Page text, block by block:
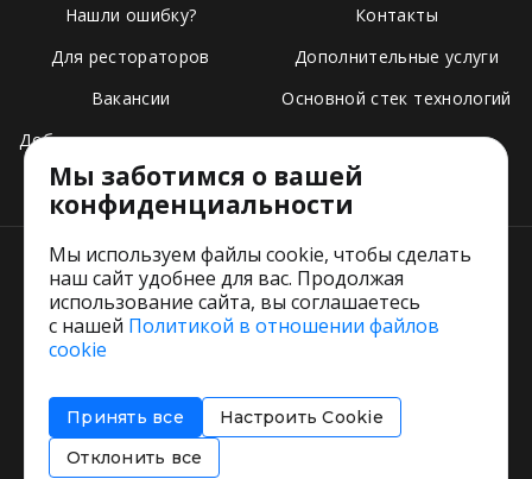
Нашли ошибку?
Для рестораторов
Вакансии
Добавить свое заведение
Тарифы
Контакты
Дополнительные услуги
Основной стек технологий
Пользовательское соглашение
Соглашение об информировании
Политика использования cookies
Мы заботимся о вашей
конфиденциальности
Мы используем файлы cookie, чтобы сделать
наш сайт удобнее для вас. Продолжая
использование сайта, вы соглашаетесь
с нашей Политикой в отношении файлов
cookie
Принять все
Настроить Cookie
Отклонить все